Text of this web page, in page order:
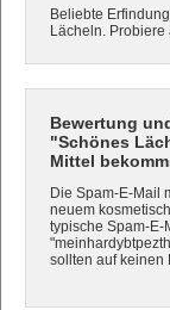
Beliebte
Lächeln. Probiere
Bewertung
"Schönes
Mittel
Die Spam-E-Mail
neuem
typische Spam-E-
sollten auf keinen